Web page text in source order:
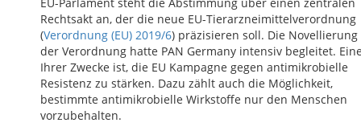
Rechtsakt an, der die neue EU-Tierarzneimittelverordnung
(Verordnung (EU) 2019/6) präzisieren soll. Die Novellierung
der Verordnung hatte PAN Germany intensiv begleitet.
Ihrer Zwecke ist, die EU Kampagne gegen antimikrobielle
Resistenz zu stärken. Dazu zählt auch die Möglichkeit,
bestimmte antimikrobielle Wirkstoffe nur den Menschen
vorzubehalten.